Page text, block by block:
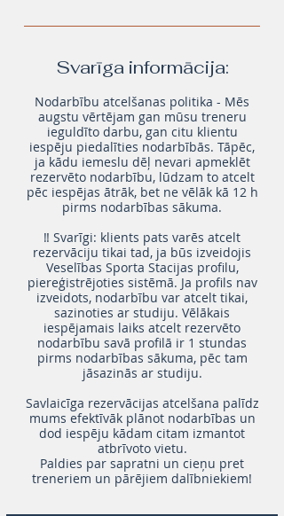
Svarīga informācija:
Nodarbību atcelšanas politika - Mēs
augstu vērtējam gan mūsu treneru
ieguldīto darbu, gan citu klientu
iespēju piedalīties nodarbībās. Tāpēc,
ja kādu iemeslu dēļ nevari apmeklēt
rezervēto nodarbību, lūdzam to atcelt
pēc iespējas ātrāk, bet ne vēlāk kā 12 h
pirms nodarbības sākuma.
‼️ Svarīgi: klients pats varēs atcelt
rezervāciju tikai tad, ja būs izveidojis
Veselības Sporta Stacijas profilu,
piereģistrējoties sistēmā. Ja profils nav
izveidots, nodarbību var atcelt tikai,
sazinoties ar studiju. Vēlākais
iespējamais laiks atcelt rezervēto
nodarbību savā profilā ir 1 stundas
pirms nodarbības sākuma, pēc tam
jāsazinās ar studiju.
Savlaicīga rezervācijas atcelšana palīdz
mums efektīvāk plānot nodarbības un
dod iespēju kādam citam izmantot
atbrīvoto vietu.
Paldies par sapratni un cieņu pret
treneriem un pārējiem dalībniekiem!